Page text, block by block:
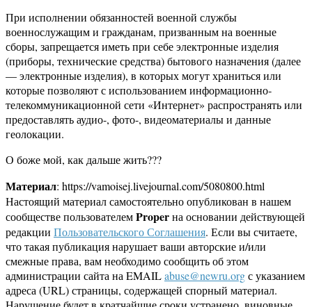
При исполнении обязанностей военной службы
военнослужащим и гражданам, призванным на военные
сборы, запрещается иметь при себе электронные изделия
(приборы, технические средства) бытового назначения (далее
— электронные изделия), в которых могут храниться или
которые позволяют с использованием информационно­
телекоммуникационной сети «Интернет» распространять или
предоставлять аудио-, фото-, видеоматериалы и данные
геолокации.
О боже мой, как дальше жить???
Материал: https://vamoisej.livejournal.com/5080800.html
Настоящий материал самостоятельно опубликован в нашем
сообществе пользователемProperна основании действующей
редакции Пользовательского Соглашения. Если вы считаете,
что такая публикация нарушает ваши авторские и/или
смежные права, вам необходимо сообщить об этом
администрации сайта на EMAILabuse@newru.orgс указанием
адреса (URL) страницы, содержащей спорный материал.